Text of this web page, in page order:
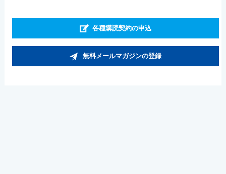
各種購読契約の申込
無料メールマガジンの登録